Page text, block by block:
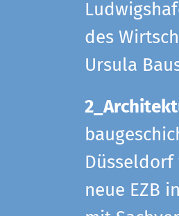
des
Ursula
neue EZB